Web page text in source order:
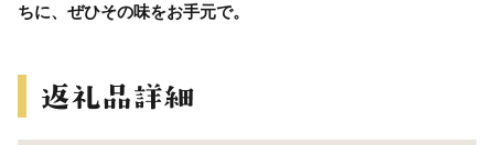
ちに、ぜひその味をお手元で。